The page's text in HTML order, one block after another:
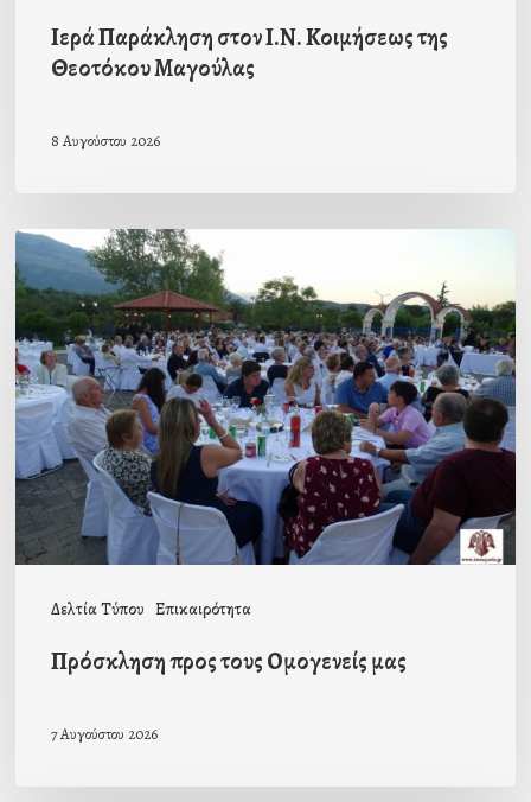
Ιερά Παράκληση στον Ι.Ν. Κοιμήσεως της
Θεοτόκου Μαγούλας
8 Αυγούστου 2026
Δελτία Τύπου Επικαιρότητα
Πρόσκληση
προς
τους
Ομογενείς
μας
Πρόσκληση προς τους Ομογενείς μας
7 Αυγούστου 2026